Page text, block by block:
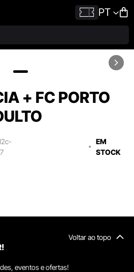
PT
+ FC PORTO
EM
STOCK
Voltar ao topo
eventos e ofertas!